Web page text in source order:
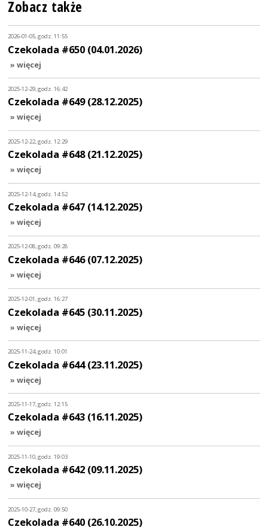
Zobacz także
2026-01-05, godz. 11:55
Czekolada #650 (04.01.2026)
» więcej
2025-12-29, godz. 16:42
Czekolada #649 (28.12.2025)
» więcej
2025-12-22, godz. 12:29
Czekolada #648 (21.12.2025)
» więcej
2025-12-14, godz. 14:52
Czekolada #647 (14.12.2025)
» więcej
2025-12-08, godz. 09:28
Czekolada #646 (07.12.2025)
» więcej
2025-12-01, godz. 16:27
Czekolada #645 (30.11.2025)
» więcej
2025-11-24, godz. 10:01
Czekolada #644 (23.11.2025)
» więcej
2025-11-17, godz. 12:15
Czekolada #643 (16.11.2025)
» więcej
2025-11-10, godz. 19:03
Czekolada #642 (09.11.2025)
» więcej
2025-10-27, godz. 09:50
Czekolada #640 (26.10.2025)